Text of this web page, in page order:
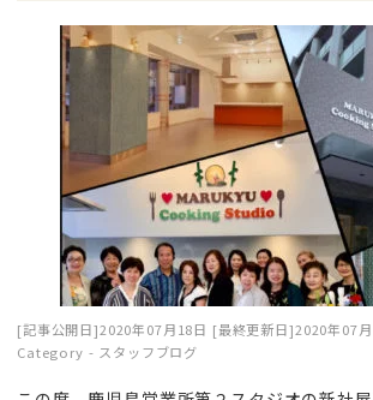
[記事公開日]2020年07月18日 [最終更新日]2020年07
Category - スタッフブログ